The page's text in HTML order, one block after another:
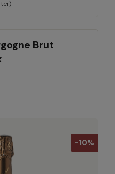
Brut
-10%